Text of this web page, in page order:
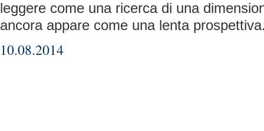
leggere come una ricerca di una
ancora appare come una lenta
10.08.2014